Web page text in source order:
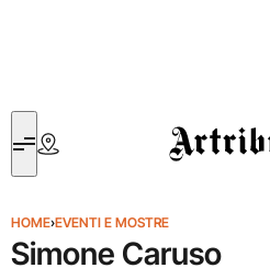
Artribune
HOME›EVENTI E MOSTRE
Simone Caruso